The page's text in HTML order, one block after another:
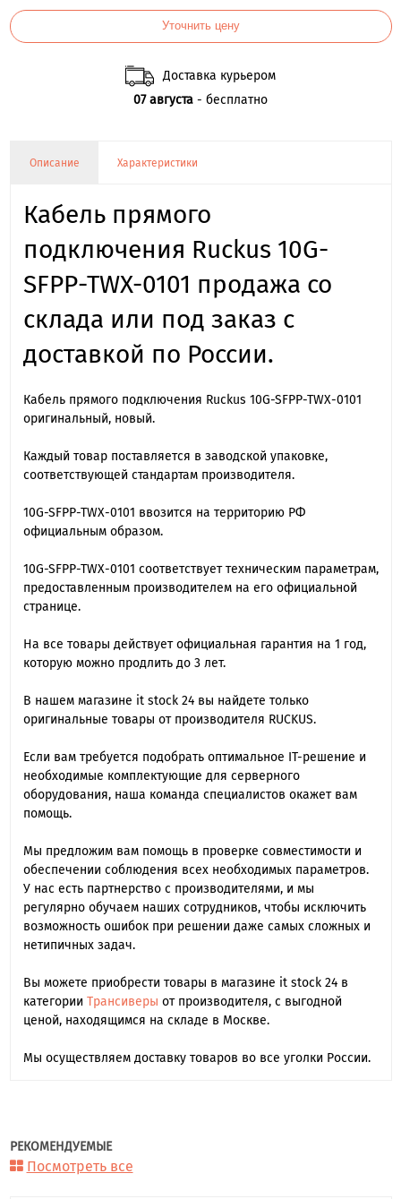
Уточнить цену
Доставка курьером
07 августа - бесплатно
Описание Характеристики
Кабель прямого
подключения Ruckus 10G-
SFPP-TWX-0101 продажа со
склада или под заказ с
доставкой по России.
Кабель прямого подключения Ruckus 10G-SFPP-TWX-0101
оригинальный, новый.
Каждый товар поставляется в заводской упаковке,
соответствующей стандартам производителя.
10G-SFPP-TWX-0101 ввозится на территорию РФ
официальным образом.
10G-SFPP-TWX-0101 cоответствует техническим параметрам,
предоставленным производителем на его официальной
странице.
На все товары действует официальная гарантия на 1 год,
которую можно продлить до 3 лет.
В нашем магазине it stock 24 вы найдете только
оригинальные товары от производителя RUCKUS.
Если вам требуется подобрать оптимальное IT-решение и
необходимые комплектующие для серверного
оборудования, наша команда специалиcтов окажет вам
помощь.
Мы предложим вам помощь в проверке совместимости и
обеспечении соблюдения всех необходимых параметров.
У нас есть партнерство с производителями, и мы
регулярно обучаем наших сотрудников, чтобы исключить
возможность ошибок при решении даже самых сложных и
нетипичных задач.
Вы можете приобрести товары в магазине it stock 24 в
категории Трансиверы от производителя, с выгодной
ценой, находящимся на складе в Москве.
Мы осуществляем доставку товаров во все уголки России.
РЕКОМЕНДУЕМЫЕ
Посмотреть все